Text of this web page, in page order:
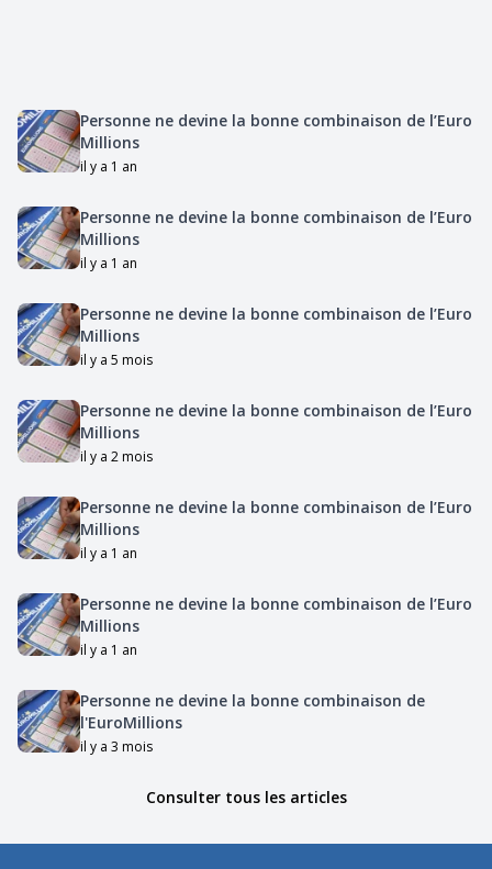
Personne ne devine la bonne combinaison de l’Euro
Millions
il y a 1 an
Personne ne devine la bonne combinaison de l’Euro
Millions
il y a 1 an
Personne ne devine la bonne combinaison de l’Euro
Millions
il y a 5 mois
Personne ne devine la bonne combinaison de l’Euro
Millions
il y a 2 mois
Personne ne devine la bonne combinaison de l’Euro
Millions
il y a 1 an
Personne ne devine la bonne combinaison de l’Euro
Millions
il y a 1 an
Personne ne devine la bonne combinaison de
l'EuroMillions
il y a 3 mois
Consulter tous les articles